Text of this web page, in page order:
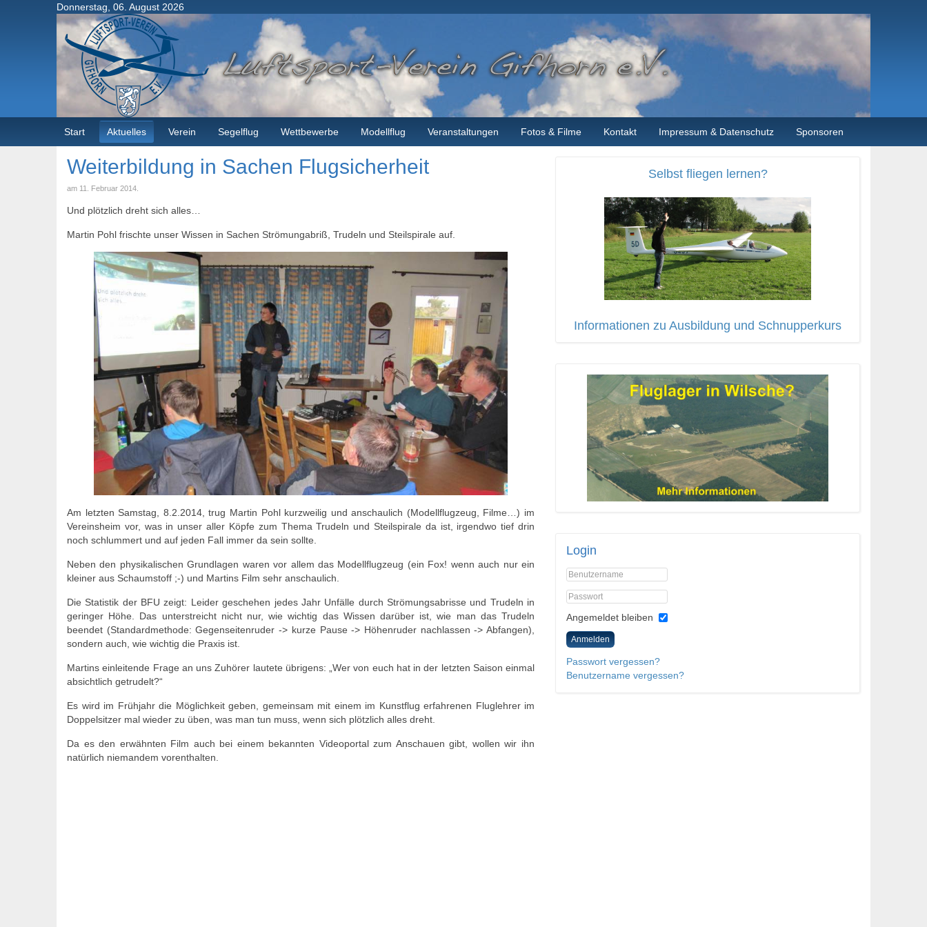
Donnerstag, 06. August 2026
Start Aktuelles Verein Segelflug Wettbewerbe Modellflug Veranstaltungen Fotos & Filme Kontakt Impressum & Datenschutz Sponsoren
Weiterbildung in Sachen Flugsicherheit
am 11. Februar 2014
Und plötzlich dreht sich alles…
Martin Pohl frischte unser Wissen in Sachen Strömungabriß, Trudeln und Steilspirale auf.
Am letzten Samstag, 8.2.2014, trug Martin Pohl kurzweilig und anschaulich (Modellflugzeug, Filme…) im
Vereinsheim vor, was in unser aller Köpfe zum Thema Trudeln und Steilspirale da ist, irgendwo tief drin
noch schlummert und auf jeden Fall immer da sein sollte.
Neben den physikalischen Grundlagen waren vor allem das Modellflugzeug (ein Fox! wenn auch nur ein
kleiner aus Schaumstoff ;-) und Martins Film sehr anschaulich.
Die Statistik der BFU zeigt: Leider geschehen jedes Jahr Unfälle durch Strömungsabrisse und Trudeln in
geringer Höhe. Das unterstreicht nicht nur, wie wichtig das Wissen darüber ist, wie man das Trudeln
beendet (Standardmethode: Gegenseitenruder -> kurze Pause -> Höhenruder nachlassen -> Abfangen),
sondern auch, wie wichtig die Praxis ist.
Martins einleitende Frage an uns Zuhörer lautete übrigens: „Wer von euch hat in der letzten Saison einmal
absichtlich getrudelt?“
Es wird im Frühjahr die Möglichkeit geben, gemeinsam mit einem im Kunstflug erfahrenen Fluglehrer im
Doppelsitzer mal wieder zu üben, was man tun muss, wenn sich plötzlich alles dreht.
Da es den erwähnten Film auch bei einem bekannten Videoportal zum Anschauen gibt, wollen wir ihn
natürlich niemandem vorenthalten.
Selbst fliegen lernen?
Informationen zu Ausbildung und Schnupperkurs
Login
Angemeldet bleiben
Anmelden
Passwort vergessen?
Benutzername vergessen?